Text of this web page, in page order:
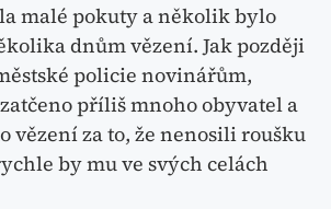
malé pokuty a několik bylo
dnům vězení. Jak později
policie novinářům,
příliš mnoho obyvatel a
vězení za to, že nenosili roušku
by mu ve svých celách